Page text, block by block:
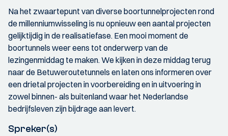
Na het zwaartepunt van diverse boortunnelprojecten rond
de millenniumwisseling is nu opnieuw een aantal projecten
gelijktijdig in de realisatiefase. Een mooi moment de
boortunnels weer eens tot onderwerp van de
lezingenmiddag te maken. We kijken in deze middag terug
naar de Betuweroutetunnels en laten ons informeren over
een drietal projecten in voorbereiding en in uitvoering in
zowel binnen- als buitenland waar het Nederlandse
bedrijfsleven zijn bijdrage aan levert.
Spreker(s)